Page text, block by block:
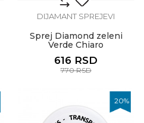
DIJAMANT SPREJEVI
Sprej Diamond zeleni
Verde Chiaro
616 RSD
770RSD
20%